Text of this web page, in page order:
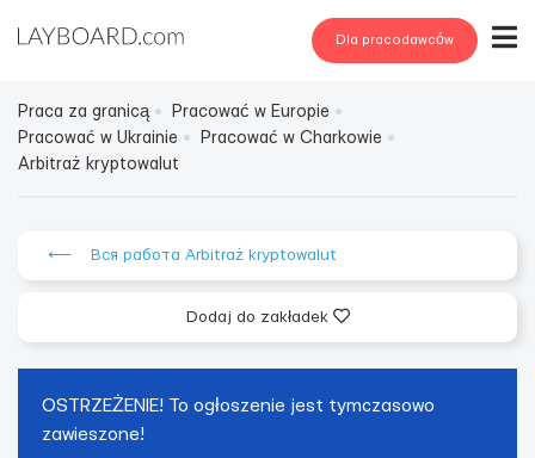
Dla pracodawców
Praca za granicą
Pracować w Europie
Pracować w Ukrainie
Pracować w Charkowie
Arbitraż kryptowalut
⟵ Вся работа Arbitraż kryptowalut
Dodaj do zakładek
OSTRZEŻENIE! To ogłoszenie jest tymczasowo
zawieszone!